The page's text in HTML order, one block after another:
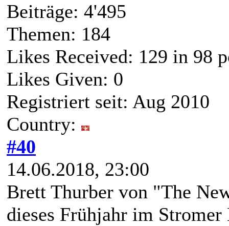
Beiträge: 4'495
Themen: 184
Likes Received: 129 in 98
Likes Given: 0
Registriert seit: Aug 2010
Country:
#40
14.06.2018, 23:00
Brett Thurber von "The
dieses Frühjahr im Stromer